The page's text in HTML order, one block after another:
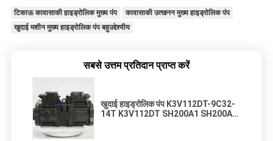
टिकाऊ कावासाकी हाइड्रोलिक मुख्य पंप
कावासाकी उत्खनन मुख्य हाइड्रोलिक पंप
खुदाई मशीन मुख्य हाइड्रोलिक पंप बहुउद्देश्यीय
सबसे उत्तम प्रतिदान प्राप्त करें
खुदाई हाइड्रोलिक पंप K3V112DT-9C32-
14T K3V112DT SH200A1 SH200A2